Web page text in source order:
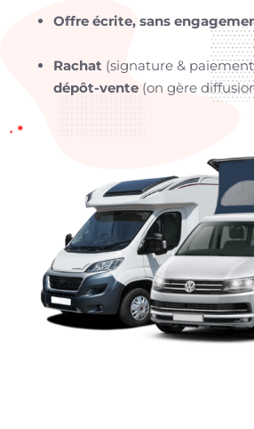
Offre écrite, sans
Rachat (signature &
dépôt-vente (on gère